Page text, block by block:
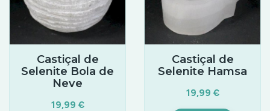
Castiçal de
Selenite Bola de
Neve
19,99 €
Castiçal de
Selenite Hamsa
19,99 €